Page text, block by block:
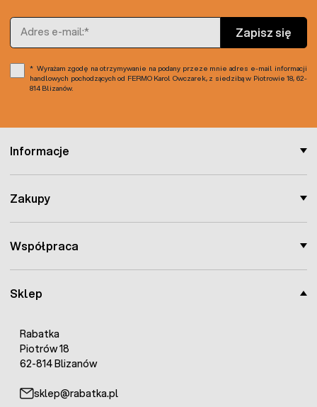
Sklep
Rabatka
Piotrów 18
62-814 Blizanów
sklep@rabatka.pl
Informacje
Zakupy
Współpraca
Adres e-mail
Zapisz się
Wyrażam zgodę na otrzymywanie na podany przeze mnie adres e-mail informacji
handlowych pochodzących od FERMO Karol Owczarek, z siedzibą w Piotrowie 18, 62-
814 Blizanów.